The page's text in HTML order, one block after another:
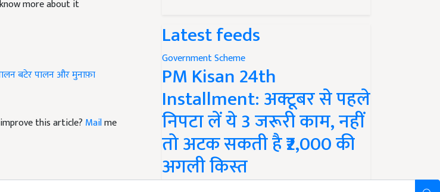
this article?
Latest feeds
Government Scheme
PM Kisan 24th
Installment: अक्टूबर से पहले
निपटा लें ये 3 जरूरी काम, नहीं
तो अटक सकती है ₹2,000 की
अगली किस्त